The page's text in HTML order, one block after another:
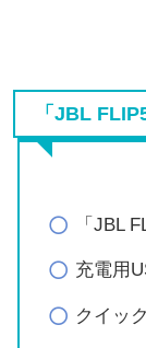
「JBL
「JBL
充電用
クイッ